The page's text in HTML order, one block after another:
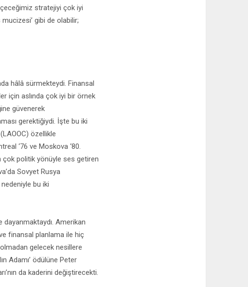
stratejiyi çok iyi
gibi de olabilir;
hâlâ sürmekteydi. Finansal
için aslında çok iyi bir örnek
güvenerek
gerektiğiydi. İşte bu iki
özellikle
‘76 ve Moskova ‘80.
çok politik yönüyle ses getiren
Sovyet Rusya
bu iki
dayanmaktaydı. Amerikan
finansal planlama ile hiç
gelecek nesillere
Adamı’ ödülüne Peter
da kaderini değiştirecekti.